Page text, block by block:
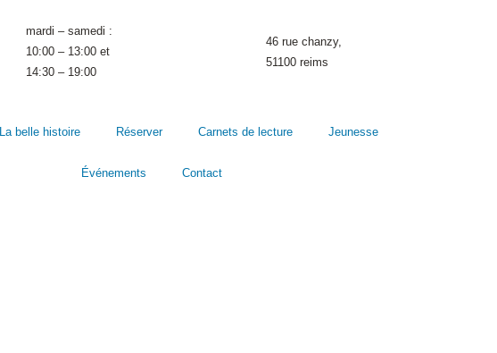
mardi – samedi :
10:00 – 13:00 et
14:30 – 19:00
46 rue chanzy,
51100 reims
La belle histoire Réserver Carnets de lecture Jeunesse
Événements Contact